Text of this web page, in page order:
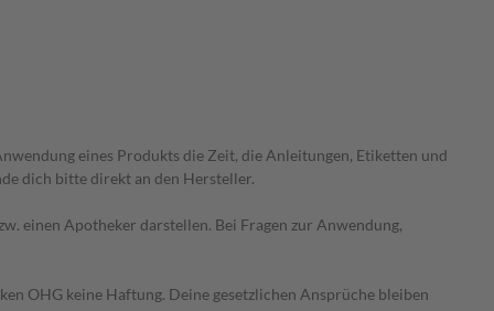
eines Produkts die Zeit, die Anleitungen, Etiketten und
dich bitte direkt an den Hersteller.
einen Apotheker darstellen. Bei Fragen zur Anwendung,
OHG keine Haftung. Deine gesetzlichen Ansprüche bleiben